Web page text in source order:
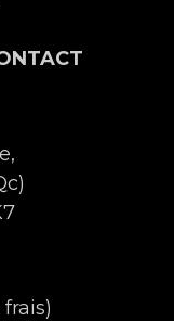
frais)